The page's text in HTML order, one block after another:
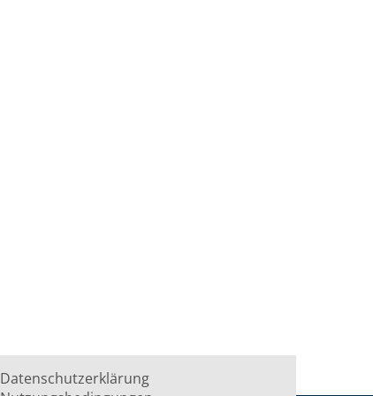
Datenschutzerklärung